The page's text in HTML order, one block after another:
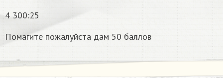
4 300:25
Помагите пожалуйста дам 50 баллов